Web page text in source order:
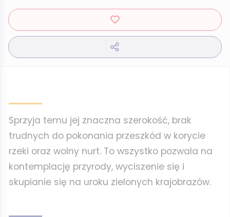
Sprzyja temu jej znaczna szerokość, brak
trudnych do pokonania przeszkód w korycie
rzeki oraz wolny nurt. To wszystko pozwala na
kontemplację przyrody, wyciszenie się i
skupianie się na uroku zielonych krajobrazów.